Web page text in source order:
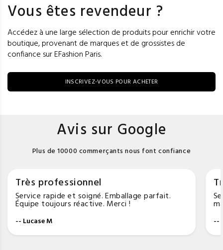
Vous êtes revendeur ?
Accédez à une large sélection de produits pour enrichir votre
boutique, provenant de marques et de grossistes de
confiance sur EFashion Paris.
INSCRIVEZ-VOUS POUR ACHETER
Avis sur Google
Plus de 10000 commerçants nous font confiance
Très professionnel
Service rapide et soigné. Emballage parfait.
Équipe toujours réactive. Merci !
-- Lucase M --